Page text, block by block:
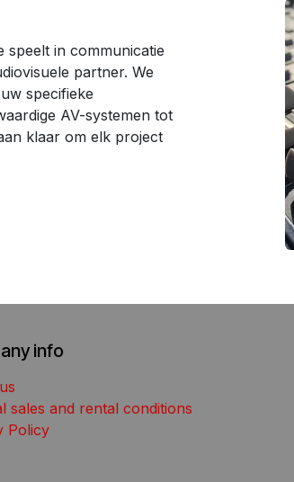
speelt in communicatie
partner. We
specifieke
AV-systemen tot
klaar om elk project
info
sales and rental conditions
Policy